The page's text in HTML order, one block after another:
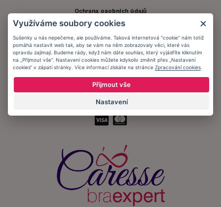
Ochrana osobních údajů
Informační memorandum
Zůstaňte s námi v kontaktu.
Přijímáme platby:
Využíváme soubory cookies
Sušenky u nás nepečeme, ale používáme. Taková internetová "cookie" nám totiž
pomáhá nastavit web tak, aby se vám na něm zobrazovaly věci, které vás
opravdu zajímají. Budeme rády, když nám dáte souhlas, který vyjádříte kliknutím
na „Přijmout vše“. Nastavení cookies můžete kdykoliv změnit přes „Nastavení
cookies“ v zápatí stránky. Více informací získáte na stránce Zpracování cookies
Přijmout vše
Nastavení